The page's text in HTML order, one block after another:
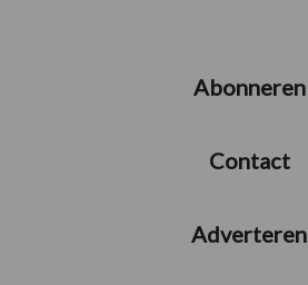
Abonneren
Contact
Adverteren